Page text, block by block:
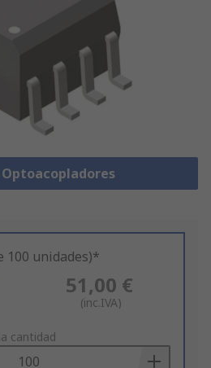
100 unidades)*
51,00 €
(inc.IVA)
cantidad